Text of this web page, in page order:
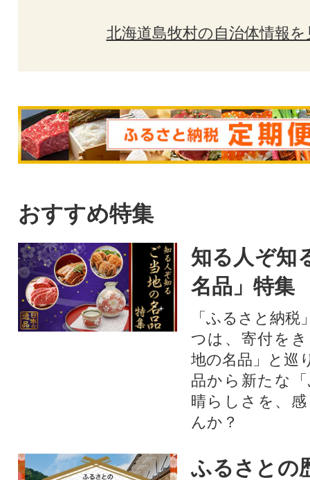
北海道島牧村の自治体情報を
おすすめ特集
知る人ぞ知
名品」特集
「ふるさと納
つは、寄付を
地の名品」と巡
品から新たな
晴らしさを、
んか？
ふるさとの